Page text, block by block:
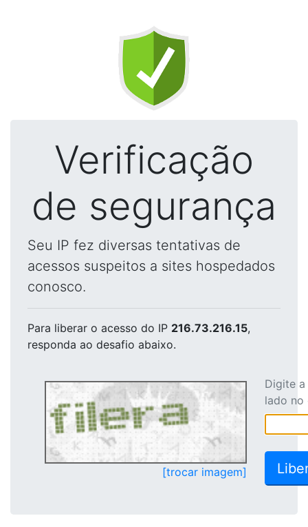
Verificação
de segurança
Seu IP fez diversas tentativas de
acessos suspeitos a sites hospedados
conosco.
Para liberar o acesso do IP 216.73.216.15,
responda ao desafio abaixo.
[trocar imagem]
Digite
lado no